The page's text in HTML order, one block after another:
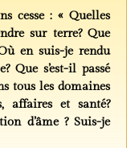
cesse : « Quelles
sur terre? Que
en suis-je rendu
Que s’est-il passé
tous les domaines
affaires et santé?
d’âme ? Suis-je